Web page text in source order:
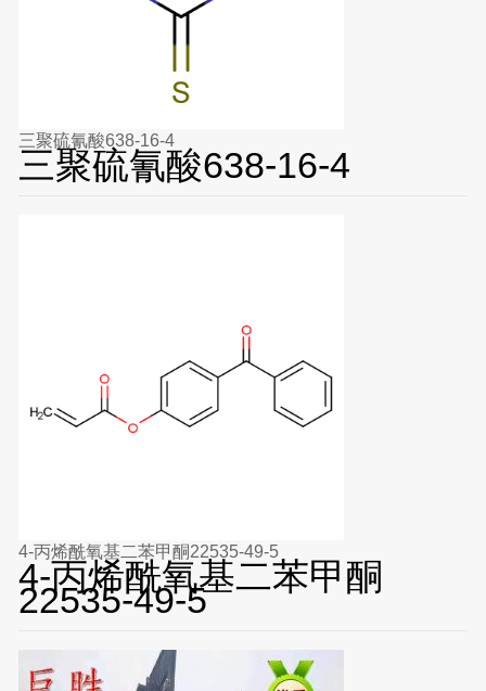
三聚硫氰酸638-16-4
三聚硫氰酸638-16-4
4-丙烯酰氧基二苯甲酮22535-49-5
4-丙烯酰氧基二苯甲酮
22535-49-5